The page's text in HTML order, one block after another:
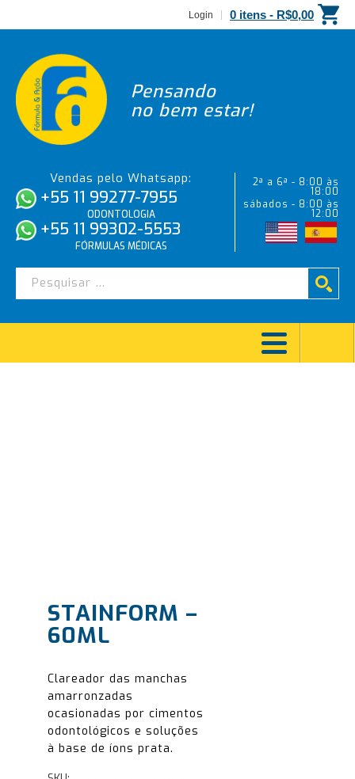
Login 0 itens - R$0,00
Pensando
no bem estar!
Vendas pelo Whatsapp:
+55 11 99277-7955
ODONTOLOGIA
+55 11 99302-5553
FÓRMULAS MÉDICAS
2ª a 6ª - 8:00 às
18:00
sábados - 8:00 às
12:00
STAINFORM –
60ML
Clareador das manchas
amarronzadas
ocasionadas por cimentos
odontológicos e soluções
à base de íons prata.